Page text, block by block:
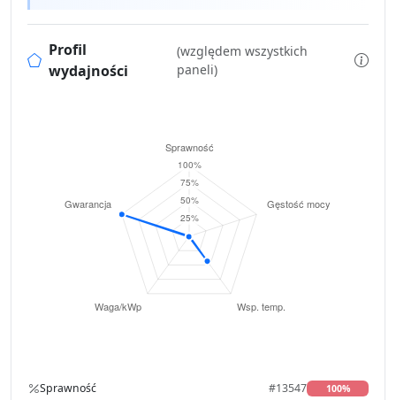
Profil
wydajności
(względem wszystkich
paneli)
Sprawność #13547 100%